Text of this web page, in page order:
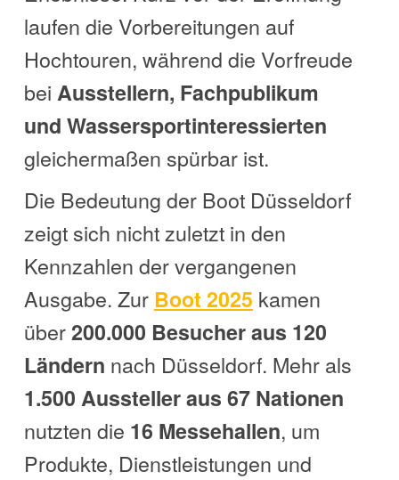
laufen die Vorbereitungen auf
Hochtouren, während die Vorfreude
bei Ausstellern, Fachpublikum
und Wassersportinteressierten
gleichermaßen spürbar ist.
Die Bedeutung der Boot Düsseldorf
zeigt sich nicht zuletzt in den
Kennzahlen der vergangenen
Ausgabe. Zur Boot 2025 kamen
über200.000 Besucher aus 120
Ländern nach Düsseldorf. Mehr als
1.500 Aussteller aus 67 Nationen
nutzten die 16 Messehallen, um
Produkte, Dienstleistungen und